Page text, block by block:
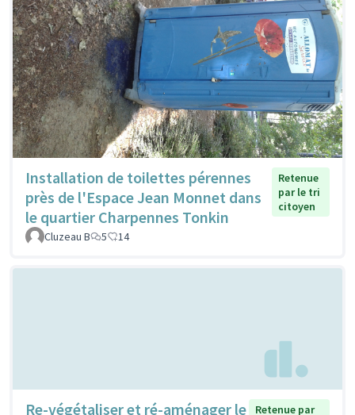
Installation de toilettes pérennes
près de l'Espace Jean Monnet dans
le quartier Charpennes Tonkin
Retenue
par le tri
citoyen
Cluzeau B 5 14
Re-végétaliser et ré-aménager le Retenue par